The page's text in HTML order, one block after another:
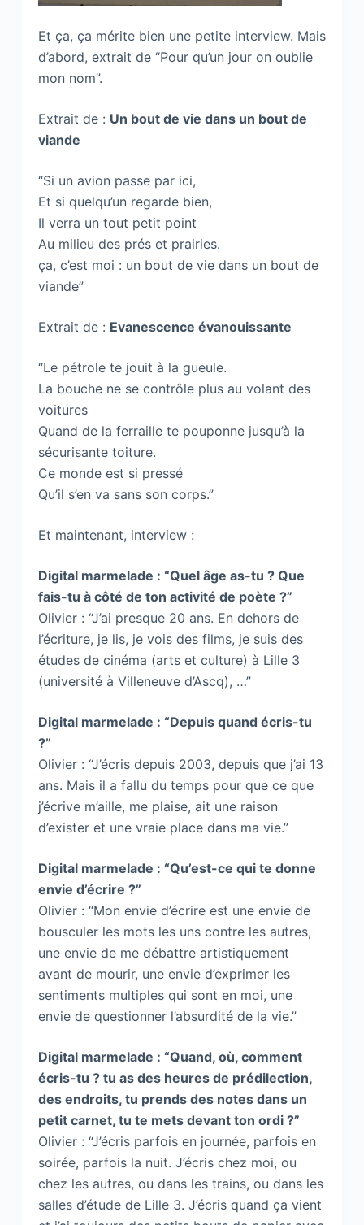
Et ça, ça mérite bien une petite interview. Mais
d’abord, extrait de “Pour qu’un jour on oublie
mon nom”.
Extrait de : Un bout de vie dans un bout de
viande
“Si un avion passe par ici,
Et si quelqu’un regarde bien,
Il verra un tout petit point
Au milieu des prés et prairies.
ça, c’est moi : un bout de vie dans un bout de
viande”
Extrait de : Evanescence évanouissante
“Le pétrole te jouit à la gueule.
La bouche ne se contrôle plus au volant des
voitures
Quand de la ferraille te pouponne jusqu’à la
sécurisante toiture.
Ce monde est si pressé
Qu’il s’en va sans son corps.”
Et maintenant, interview :
Digital marmelade : “Quel âge as-tu ? Que
fais-tu à côté de ton activité de poète ?”
Olivier : “J’ai presque 20 ans. En dehors de
l’écriture, je lis, je vois des films, je suis des
études de cinéma (arts et culture) à Lille 3
(université à Villeneuve d’Ascq), …”
Digital marmelade : “Depuis quand écris-tu
?”
Olivier : “J’écris depuis 2003, depuis que j’ai 13
ans. Mais il a fallu du temps pour que ce que
j’écrive m’aille, me plaise, ait une raison
d’exister et une vraie place dans ma vie.”
Digital marmelade : “Qu’est-ce qui te donne
envie d’écrire ?”
Olivier : “Mon envie d’écrire est une envie de
bousculer les mots les uns contre les autres,
une envie de me débattre artistiquement
avant de mourir, une envie d’exprimer les
sentiments multiples qui sont en moi, une
envie de questionner l’absurdité de la vie.”
Digital marmelade : “Quand, où, comment
écris-tu ? tu as des heures de prédilection,
des endroits, tu prends des notes dans un
petit carnet, tu te mets devant ton ordi ?”
Olivier : “J’écris parfois en journée, parfois en
soirée, parfois la nuit. J’écris chez moi, ou
chez les autres, ou dans les trains, ou dans les
salles d’étude de Lille 3. J’écris quand ça vient